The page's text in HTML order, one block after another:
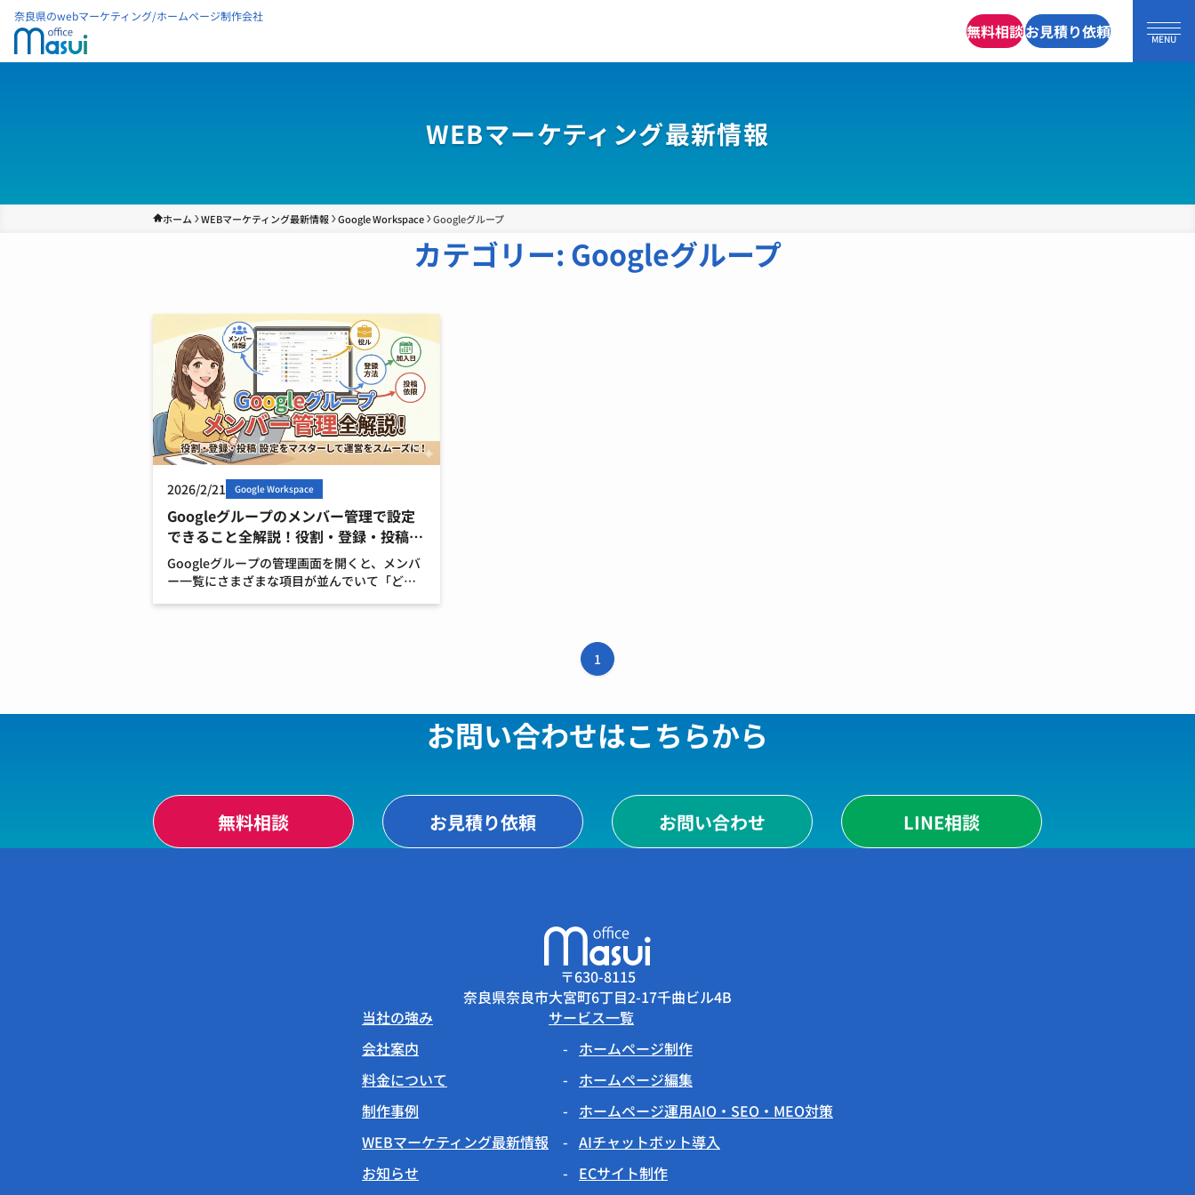
奈良県のwebマーケティング/ホームページ制作会社
無料相談お見積り依頼
WEBマーケティング最新情報
ホーム WEBマーケティング最新情報 Google Workspace Googleグループ
カテゴリー: Googleグループ
2026/2/21 Google Workspace
Googleグループのメンバー管理で設定
できること全解説！役割・登録・投稿ま
で
Googleグループの管理画面を開くと、メンバ
ー一覧にさまざまな項目が並んでいて「どこ
1
お問い合わせはこちらから
無料相談 お見積り依頼 お問い合わせ LINE相談
〒630-8115
奈良県奈良市大宮町6丁目2-17千曲ビル4B
当社の強み
会社案内
料金について
制作事例
WEBマーケティング最新情報
お知らせ
サービス一覧
ホームページ制作
ホームページ編集
ホームページ運用AIO・SEO・MEO対策
AIチャットボット導入
ECサイト制作